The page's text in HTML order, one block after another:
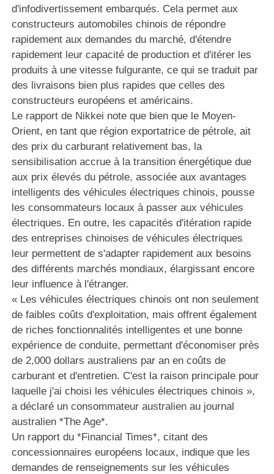
d'infodivertissement embarqués. Cela permet aux
constructeurs automobiles chinois de répondre
rapidement aux demandes du marché, d'étendre
rapidement leur capacité de production et d'itérer les
produits à une vitesse fulgurante, ce qui se traduit par
des livraisons bien plus rapides que celles des
constructeurs européens et américains.
Le rapport de Nikkei note que bien que le Moyen-
Orient, en tant que région exportatrice de pétrole, ait
des prix du carburant relativement bas, la
sensibilisation accrue à la transition énergétique due
aux prix élevés du pétrole, associée aux avantages
intelligents des véhicules électriques chinois, pousse
les consommateurs locaux à passer aux véhicules
électriques. En outre, les capacités d'itération rapide
des entreprises chinoises de véhicules électriques
leur permettent de s'adapter rapidement aux besoins
des différents marchés mondiaux, élargissant encore
leur influence à l'étranger.
« Les véhicules électriques chinois ont non seulement
de faibles coûts d'exploitation, mais offrent également
de riches fonctionnalités intelligentes et une bonne
expérience de conduite, permettant d'économiser près
de 2,000 dollars australiens par an en coûts de
carburant et d'entretien. C'est la raison principale pour
laquelle j'ai choisi les véhicules électriques chinois »,
a déclaré un consommateur australien au journal
australien *The Age*.
Un rapport du *Financial Times*, citant des
concessionnaires européens locaux, indique que les
demandes de renseignements sur les véhicules